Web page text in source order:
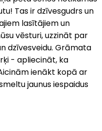
Tas ir dzīvesgudrs un
lasītājiem un
vēsturi, uzzināt par
dzīvesveidu. Grāmata
- apliecināt, ka
ienākt kopā ar
jaunus iespaidus